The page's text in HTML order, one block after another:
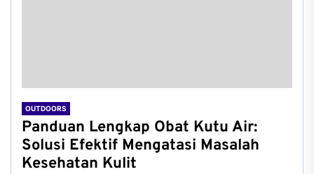
OUTDOORS
Panduan Lengkap Obat Kutu Air:
Solusi Efektif Mengatasi Masalah
Kesehatan Kulit